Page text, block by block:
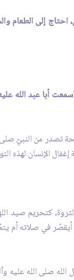
احتاج إلى الطعام
سمعت أبا عبد الله
تصدر من النبيّ
إغفال الإنسان لهذه
كتحريم صيد
أيقصّر في صلاته أم
صلى الله عليه